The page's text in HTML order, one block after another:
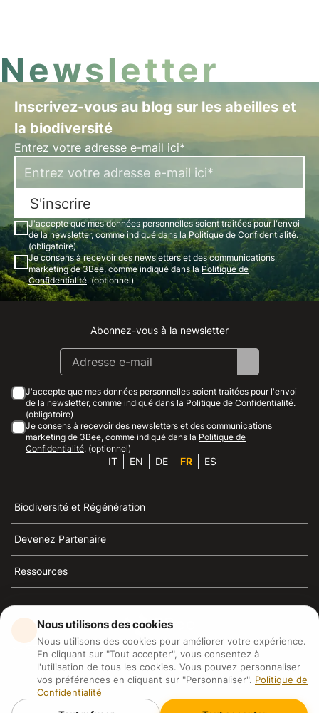
Newsletter
Inscrivez-vous au blog sur les abeilles et
la biodiversité
Entrez votre adresse e-mail ici*
S'inscrire
J'accepte que mes données personnelles soient traitées pour l'envoi
de la newsletter, comme indiqué dans la Politique de Confidentialité.
(obligatoire)
Je consens à recevoir des newsletters et des communications
marketing de 3Bee, comme indiqué dans la Politique de
Confidentialité. (optionnel)
Instagram
Facebook
Linkedin
Youtube
Abonnez-vous à la newsletter
J'accepte que mes données personnelles soient traitées pour l'envoi
de la newsletter, comme indiqué dans la Politique de Confidentialité.
(obligatoire)
Je consens à recevoir des newsletters et des communications
marketing de 3Bee, comme indiqué dans la Politique de
Confidentialité. (optionnel)
IT EN DE FR ES
Biodiversité et Régénération
Devenez Partenaire
Ressources
3Bee est la référence du développement durable, de la
défense des abeilles et de la biodiversité
3Bee S.R.L Via Pastrengo 14, 20159, Milano (MI)
P.IVA: IT09711590969
Nous utilisons des cookies
Nous utilisons des cookies pour améliorer votre expérience.
En cliquant sur "Tout accepter", vous consentez à
l'utilisation de tous les cookies. Vous pouvez personnaliser
vos préférences en cliquant sur "Personnaliser". Politique de
Confidentialité